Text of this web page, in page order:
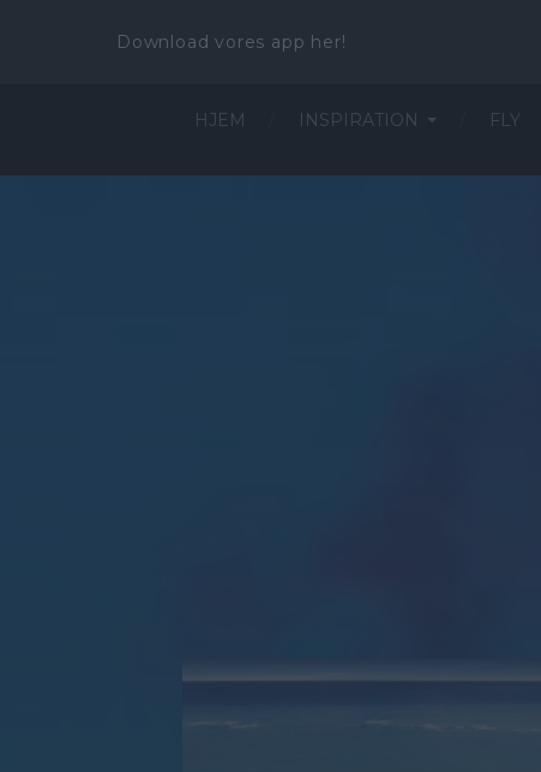
Download vores app her!
HJEM INSPIRATION FLY